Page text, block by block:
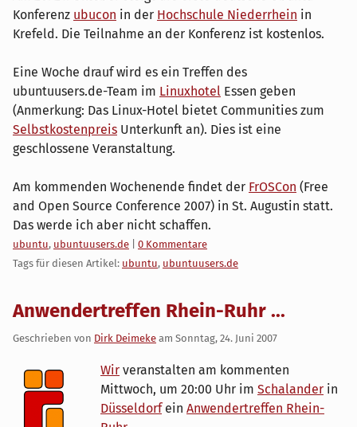
Konferenz ubucon in der Hochschule Niederrhein in
Krefeld. Die Teilnahme an der Konferenz ist kostenlos.
Eine Woche drauf wird es ein Treffen des
ubuntuusers.de-Team im Linuxhotel Essen geben
(Anmerkung: Das Linux-Hotel bietet Communities zum
Selbstkostenpreis Unterkunft an). Dies ist eine
geschlossene Veranstaltung.
Am kommenden Wochenende findet der FrOSCon (Free
and Open Source Conference 2007) in St. Augustin statt.
Das werde ich aber nicht schaffen.
Kategorien:
ubuntu, ubuntuusers.de
0 Kommentare
Tags für diesen Artikel: ubuntu, ubuntuusers.de
Anwendertreffen Rhein-Ruhr ...
Geschrieben von Dirk Deimeke am Sonntag, 24. Juni 2007
Wir veranstalten am kommenten
Mittwoch, um 20:00 Uhr im Schalander in
Düsseldorfein Anwendertreffen Rhein-